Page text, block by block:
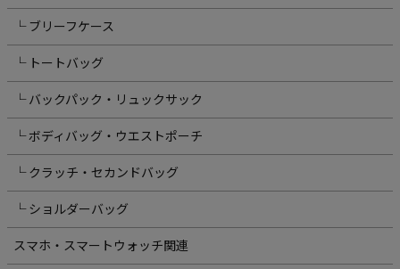
└ ブリーフケース
└ トートバッグ
└ バックパック・リュックサック
└ ボディバッグ・ウエストポーチ
└ クラッチ・セカンドバッグ
└ ショルダーバッグ
スマホ・スマートウォッチ関連